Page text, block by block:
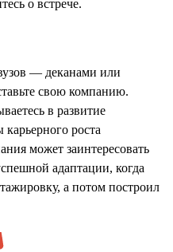
о встрече.
— деканами или
свою компанию.
в развитие
роста
может заинтересовать
адаптации, когда
а потом построил